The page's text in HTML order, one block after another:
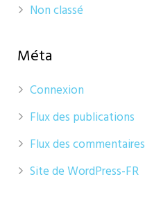
Non classé
Méta
Connexion
Flux des publications
Flux des commentaires
Site de WordPress-FR